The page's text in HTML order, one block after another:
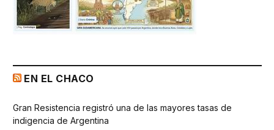
EN EL CHACO
Gran Resistencia registró una de las mayores tasas de
indigencia de Argentina